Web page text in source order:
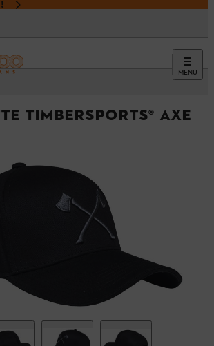
MENU
TIMBERSPORTS® AXE